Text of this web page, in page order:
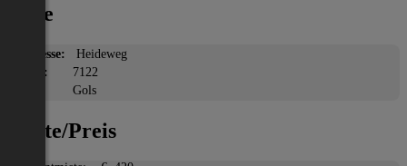
Lage
Adresse:
Heideweg
PLZ:
7122
Gols
Miete/Preis